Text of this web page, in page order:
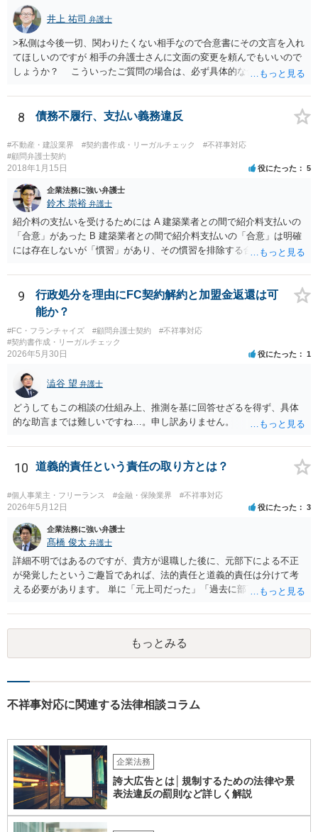
弁護士と相談しながら、対応策を検討する方がよいでしょう。 また、
返還が難しい場合、損害賠償を請求する事はできますでしょうか？ 法
的には可能ですが、立証の問題があります。 協議でも問題にできそう
ですが、調停なども検討できるでしょう。 また、返還請求も損害賠償
請求もせず、「詐欺」として、警察に被害届を出す事は可能でしょう
上がります。 警察に相談されてもよい事案だとは思います。
井上 祐司 弁護士
>私側は今後一切、関わりたくない相手なので合意書にその文言を入れ
てほしいのですが 相手の弁護士さんに文面の変更を頼んでもいいので
しょうか？ こういったご質問の場合は、必ず具体的な合意書案をも
には、ご質問のような懸念を払しょくするために、 「甲及び乙は，本
示談書に記載するもののほか，甲と乙の間には何らの債権債務が存し
ないことを相互に確認する。」 という清算条項を入れることが一般的
です。 以上に加え、「本件については，当事者協議の結果，上記示
談条件のとおり示談が成立したので，今後本件の上記示談内容に関し
てはどんな事情が生じても双方共裁判上又は裁判外においても一切異
議，請求の申立をしないことを誓約する。」という条項を入れること
がありますが、この条項は一つのプレッシャーのようなもので、現実
には今後一切裁判を起こす権利を放棄する、という合意はできません
し、予測できない後発的損害については示談後であっても請求できる
ので、上記の清算条項のみの場合がほとんどです。
8 債務不履行、支払い義務違反
#不動産・建設業界 #契約書作成・リーガルチェック
#不祥事対応
#顧問弁護士契約
2018年1月15日 役にたった 5
企業法務に強い弁護士
鈴木 崇裕 弁護士
紹介料の支払いを受けるためには A 建築業者との間で紹介料支払いの
「合意」があった B 建築業者との間で紹介料支払いの「合意」は明確
には存在しないが「慣習」があり、その慣習を排除する合意がない と
っとも、裁判所は「慣習」を容易には認めませんから、Aの主張に重き
をおくほうがよろしいと思います。 Aの主張で重要になるのは、例え
ば ・相手方建築業者が「当初払う」と言っていた事実、経緯、内容 ・
貴社が相手方建築業者に対して紹介料支払いを求めた事実 、経緯、内
容 ・相手方建築業者が過去に紹介料を支払った事実 ・相手方建築業者
が施主に対して紹介料支払いを前提とする言動をしていたかどうか な
関係を説明して見通しを立て、相手方建築業者に対する請求を行なっ
ていくことになると思います。
9
行政処分を理由にFC契約解約と加盟金返還は可
能か？
#FC・フランチャイズ #顧問弁護士契約
#不祥事対応
#契約書作成・リーガルチェック
2026年5月30日 役にたった 1
澁谷 望 弁護士
どうしてもこの相談の仕組み上、推測を基に回答せざるを得ず、具体
的な助言までは難しいですね…。申し訳ありません。
10 道義的責任という責任の取り方とは？
#個人事業主・フリーランス #金融・保険業界 #不祥事対応
2026年5月12日 役にたった 3
企業法務に強い弁護士
髙橋 俊太 弁護士
詳細不明ではあるのですが、貴方が退職した後に、元部下による不正
が発覚したというご趣旨であれば、法的責任と道義的責任は分けて考
える必要があります。 単に「元上司だった」「過去に部下だった」と
りません。会社が貴方に損害賠償請求をするには、在職中の管理監督
義務違反、引継ぎの不備、不正の兆候を知りながら放置したことな
ど、具体的な義務違反と損害との因果関係を主張・立証する必要があ
ります。なお、在職中から会計処理や現金管理の不自然さを認識して
能性はあるでしょう。 対応としては、まず会社から何を求められてい
意に責任を認める文書を作成したり、損害負担を約束したりすること
は避けるべきです。一方で、在職中の業務内容、権限分掌、引継ぎ資
料、不正を認識していなかった事情を整理し、必要な範囲で調査に協
力することは考えられます。 仮に、金銭請求や責任追及を示唆されて
いる場合には、会社とのやり取りを保存し、弁護士に相談したうえで
対応なさった方がよいでしょう。
もっとみる
不祥事対応に関連する法律相談コラム
企業法務
誇大広告とは│規制するための法律や景
表法違反の罰則など詳しく解説